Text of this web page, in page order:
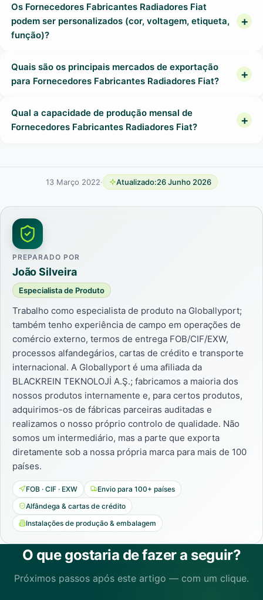
Os Fornecedores Fabricantes Radiadores Fiat
podem ser personalizados (cor, voltagem, etiqueta,
função)?
Quais são os principais mercados de exportação
para Fornecedores Fabricantes Radiadores Fiat?
Qual a capacidade de produção mensal de
Fornecedores Fabricantes Radiadores Fiat?
13 Março 2022· Atualizado:26 Junho 2026
PREPARADO POR
João Silveira
Especialista de Produto
Trabalho como especialista de produto na Globallyport;
também tenho experiência de campo em operações de
comércio externo, termos de entrega FOB/CIF/EXW,
processos alfandegários, cartas de crédito e transporte
internacional. A Globallyport é uma afiliada da
BLACKREIN TEKNOLOJİ A.Ş.; fabricamos a maioria dos
nossos produtos internamente e, para certos produtos,
adquirimos-os de fábricas parceiras auditadas e
realizamos o nosso próprio controlo de qualidade. Não
somos um intermediário, mas a parte que exporta
diretamente sob a nossa própria marca para mais de 100
países.
FOB · CIF · EXW
Envio para 100+ países
Alfândega & cartas de crédito
Instalações de produção & embalagem
O que gostaria de fazer a seguir?
Próximos passos após este artigo — com um clique.